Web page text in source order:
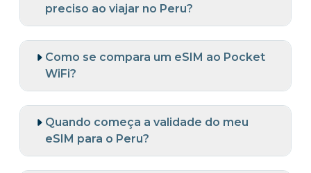
preciso ao viajar no Peru?
Como se compara um eSIM ao Pocket
WiFi?
Quando começa a validade do meu
eSIM para o Peru?